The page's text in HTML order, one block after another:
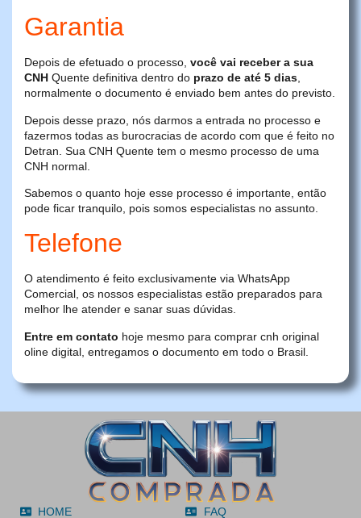
Garantia
Depois de efetuado o processo, você vai receber a sua
CNH Quente definitiva dentro do prazo de até 5 dias,
normalmente o documento é enviado bem antes do previsto.
Depois desse prazo, nós darmos a entrada no processo e
fazermos todas as burocracias de acordo com que é feito no
Detran. Sua CNH Quente tem o mesmo processo de uma
CNH normal.
Sabemos o quanto hoje esse processo é importante, então
pode ficar tranquilo, pois somos especialistas no assunto.
Telefone
O atendimento é feito exclusivamente via WhatsApp
Comercial, os nossos especialistas estão preparados para
melhor lhe atender e sanar suas dúvidas.
Entre em contato hoje mesmo para comprar cnh original
oline digital, entregamos o documento em todo o Brasil.
HOME FAQ